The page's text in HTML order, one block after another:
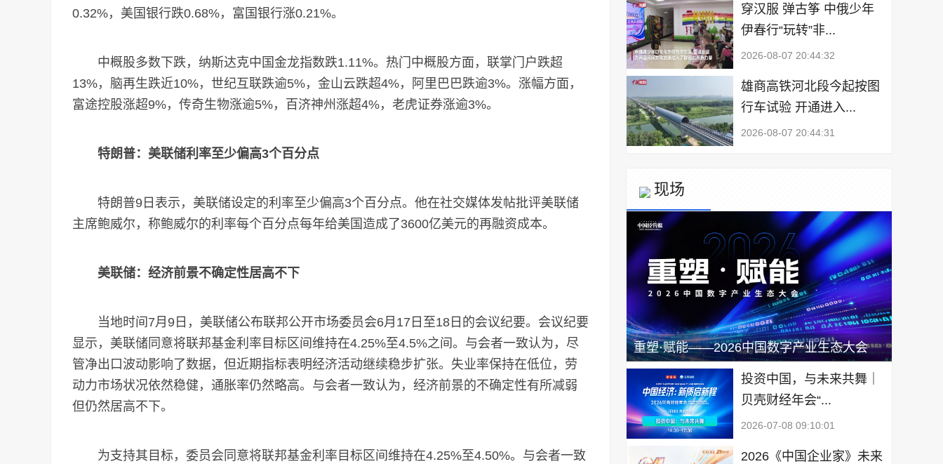
0.32%，美国银行跌0.68%，富国银行涨0.21%。
中概股多数下跌，纳斯达克中国金龙指数跌1.11%。热门中概股方面，联掌门户跌超
13%，脑再生跌近10%，世纪互联跌逾5%，金山云跌超4%，阿里巴巴跌逾3%。涨幅方面，
富途控股涨超9%，传奇生物涨逾5%，百济神州涨超4%，老虎证券涨逾3%。
特朗普：美联储利率至少偏高3个百分点
特朗普9日表示，美联储设定的利率至少偏高3个百分点。他在社交媒体发帖批评美联储
主席鲍威尔，称鲍威尔的利率每个百分点每年给美国造成了3600亿美元的再融资成本。
美联储：经济前景不确定性居高不下
当地时间7月9日，美联储公布联邦公开市场委员会6月17日至18日的会议纪要。会议纪要
显示，美联储同意将联邦基金利率目标区间维持在4.25%至4.5%之间。与会者一致认为，尽
管净出口波动影响了数据，但近期指标表明经济活动继续稳步扩张。失业率保持在低位，劳
动力市场状况依然稳健，通胀率仍然略高。与会者一致认为，经济前景的不确定性有所减弱
但仍然居高不下。
为支持其目标，委员会同意将联邦基金利率目标区间维持在4.25%至4.50%。与会者一致
穿汉服 弹古筝 中俄少年
伊春行“玩转”非...
2026-08-07 20:44:32
雄商高铁河北段今起按图
行车试验 开通进入...
2026-08-07 20:44:31
现场
重塑·赋能——2026中国数字产业生态大会
投资中国，与未来共舞｜
贝壳财经年会“...
2026-07-08 09:10:01
2026《中国企业家》未来